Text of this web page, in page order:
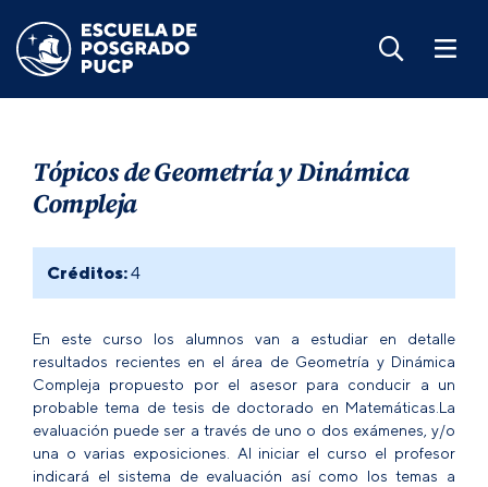
Tópicos de Geometría y Dinámica
Compleja
Créditos:4
En este curso los alumnos van a estudiar en detalle
resultados recientes en el área de Geometría y Dinámica
Compleja propuesto por el asesor para conducir a un
probable tema de tesis de doctorado en Matemáticas.La
evaluación puede ser a través de uno o dos exámenes, y/o
una o varias exposiciones. Al iniciar el curso el profesor
indicará el sistema de evaluación así como los temas a